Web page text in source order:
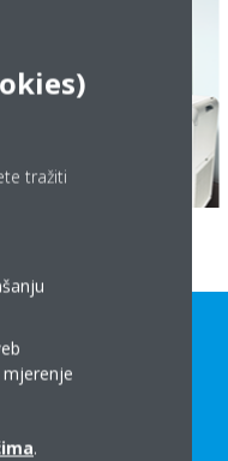
tražiti
mjerenje
.